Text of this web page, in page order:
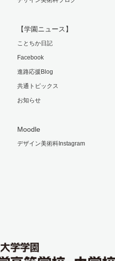
【学園ニュース】
ことちか日記
Facebook
進路応援Blog
共通トピックス
お知らせ
Moodle
デザイン美術科Instagram